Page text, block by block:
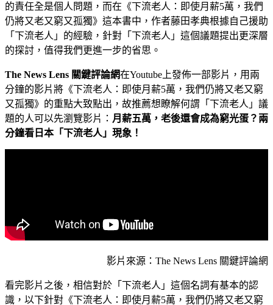
的責任全是個人問題，而在《下流老人：即使月薪5萬，我們
仍將又老又窮又孤獨》這本書中，作者藤田孝典根據自己援助
「下流老人」的經驗，針對「下流老人」這個議題提出更深層
的探討，值得我們更進一步的省思。
The News Lens 關鍵評論網在Youtube上發佈一部影片，用兩
分鐘的影片將《下流老人：即使月薪5萬，我們仍將又老又窮
又孤獨》的重點大致點出，故推薦想瞭解何謂「下流老人」議
題的人可以先瀏覽影片： 月薪五萬，老後還會成為窮光蛋？兩
分鐘看日本「下流老人」現象！
影片來源：The News Lens 關鍵評論網
看完影片之後，相信對於「下流老人」這個名詞有基本的認
識，以下針對《下流老人：即使月薪5萬，我們仍將又老又窮